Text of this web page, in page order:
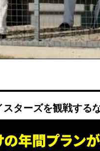
スターズを観戦する